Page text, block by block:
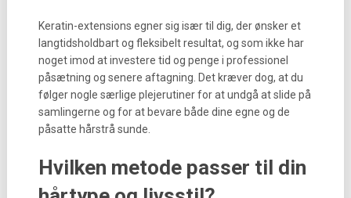
Keratin-extensions egner sig især til dig, der ønsker et
langtidsholdbart og fleksibelt resultat, og som ikke har
noget imod at investere tid og penge i professionel
påsætning og senere aftagning. Det kræver dog, at du
følger nogle særlige plejerutiner for at undgå at slide på
samlingerne og for at bevare både dine egne og de
påsatte hårstrå sunde.
Hvilken metode passer til din